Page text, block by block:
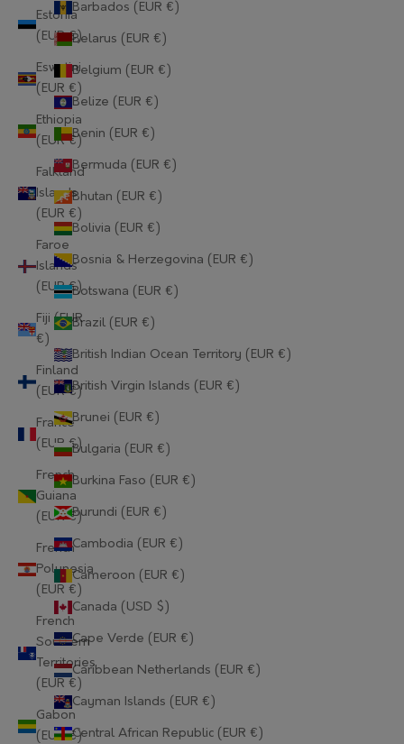
Estonia
(EUR €)
Eswatini
(EUR €)
Ethiopia
(EUR €)
Falkland
Islands
(EUR €)
Faroe
Islands
(EUR €)
Fiji (EUR
€)
Finland
(EUR €)
France
(EUR €)
French
Guiana
(EUR €)
French
Polynesia
(EUR €)
French
Southern
Territories
(EUR €)
Gabon
(EUR €)
Barbados (EUR €)
Belarus (EUR €)
Belgium (EUR €)
Belize (EUR €)
Benin (EUR €)
Bermuda (EUR €)
Bhutan (EUR €)
Bolivia (EUR €)
Bosnia & Herzegovina (EUR €)
Botswana (EUR €)
Brazil (EUR €)
British Indian Ocean Territory (EUR €)
British Virgin Islands (EUR €)
Brunei (EUR €)
Bulgaria (EUR €)
Burkina Faso (EUR €)
Burundi (EUR €)
Cambodia (EUR €)
Cameroon (EUR €)
Canada (USD $)
Cape Verde (EUR €)
Caribbean Netherlands (EUR €)
Cayman Islands (EUR €)
Central African Republic (EUR €)